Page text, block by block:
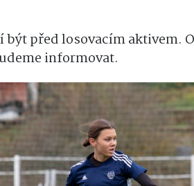
před losovacím aktivem.
informovat.